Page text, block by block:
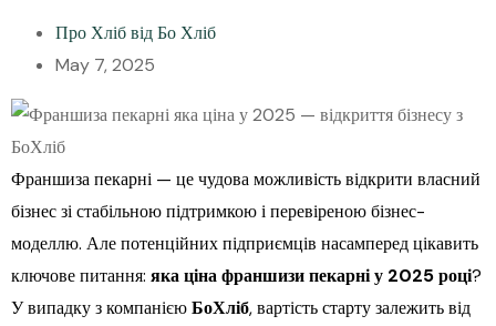
Про Хліб від Бо Хліб
May 7, 2025
Франшиза пекарні — це чудова можливість відкрити власний
бізнес зі стабільною підтримкою і перевіреною бізнес-
моделлю. Але потенційних підприємців насамперед цікавить
ключове питання: яка ціна франшизи пекарні у 2025 році?
У випадку з компанієюБоХліб, вартість старту залежить від